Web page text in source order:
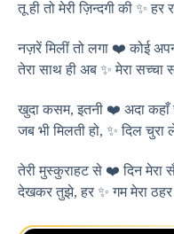
तू ही तो मेरी ज़िन्दगी की ✨ हर
नज़रें मिलीं तो लगा ❤️ कोई
तेरा साथ ही अब ✨ मेरा सच्चा
खुदा कसम, इतनी ❤️ अदा कहाँ
जब भी मिलती हो, ✨ दिल चुरा
तेरी मुस्कुराहट से ❤️ दिन मेरा
देखकर तुझे, हर ✨ गम मेरा ठहर